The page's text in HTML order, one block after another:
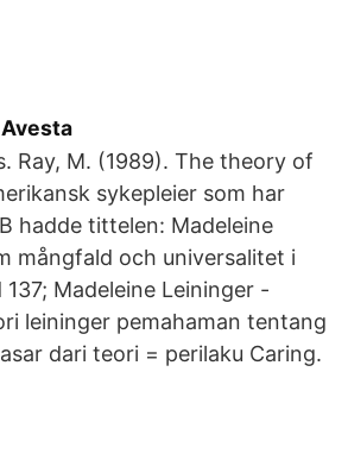
Ray, M. (1989). The theory of
sykepleier som har
hadde tittelen: Madeleine
mångfald och universalitet i
Madeleine Leininger -
leininger pemahaman tentang
dari teori = perilaku Caring.